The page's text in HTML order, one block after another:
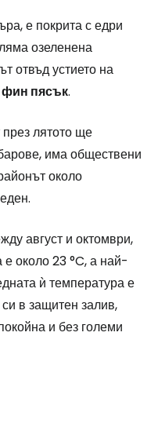
е покрита с едри
озеленена
отвъд устието на
фин пясък.
лятото ще
има обществени
около
август и октомври,
е около 23 °C, а най-
ѝ температура е
в защитен залив,
и без големи